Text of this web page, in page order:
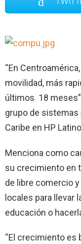
“En
movilidad, más
últimos 18
grupo de sistemas
Caribe en HP
Menciona como
su crecimiento en
de libre comercio
locales para llevar
educación o
“El crecimiento es